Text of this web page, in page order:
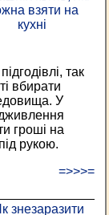
так
вбирати
У
гроші на
рукою.
=>>>=